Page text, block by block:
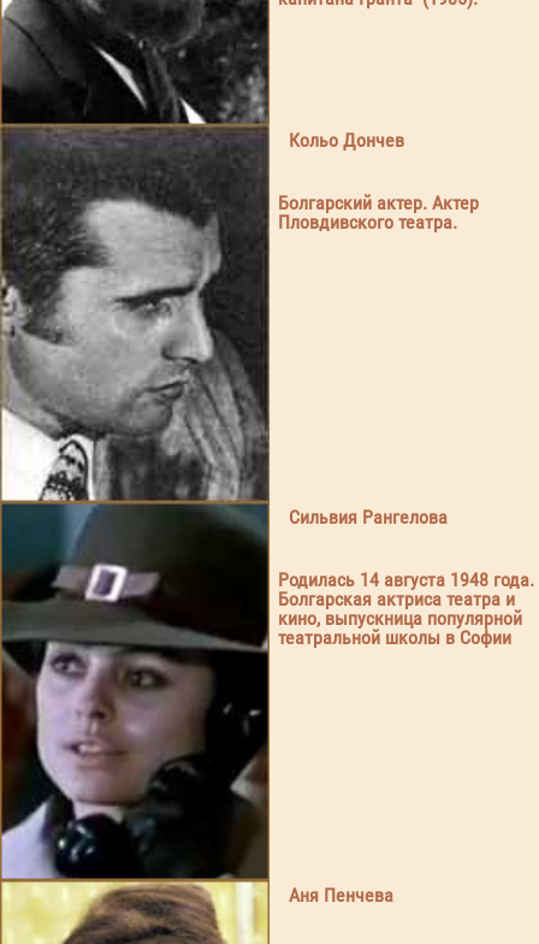
Кольо Дончев
Болгарский актер. Актер
Пловдивского театра.
Сильвия Рангелова
Родилась 14 августа 1948 года.
Болгарская актриса театра и
кино, выпускница популярной
театральной школы в Софии
Аня Пенчева